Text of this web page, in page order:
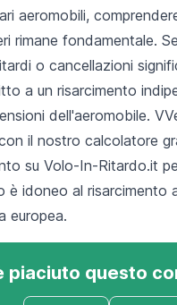
aeromobili,
rimane fondamentale.
o cancellazioni
a un risarcimento
dell'aeromobile.
il nostro calcolatore
su Volo-In-Ritardo.it
è idoneo al risarcimento
europea.
piaciuto questo